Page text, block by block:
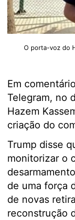
O porta-voz do
Em
Telegram, no
Hazem
criação do
Trump disse
monitorizar o
de uma força
de novas
reconstrução